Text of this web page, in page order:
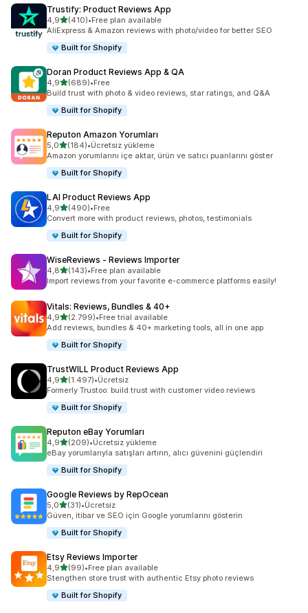
Trustify: Product Reviews App
4,95 yıldız üzerinden
(410)
toplam 410 değerlendirme
•Free plan available
AliExpress & Amazon reviews with photo/video for better SEO
Built for Shopify
Doran Product Reviews App & QA
4,95 yıldız üzerinden
(689)
toplam 689 değerlendirme
•Free
Build trust with photo & video reviews, star ratings, and Q&A
Built for Shopify
Reputon Amazon Yorumları
5,05 yıldız üzerinden
(184)
toplam 184 değerlendirme
•Ücretsiz yükleme
Amazon yorumlarını içe aktar, ürün ve satıcı puanlarını göster
Built for Shopify
LAI Product Reviews App
4,95 yıldız üzerinden
(490)
toplam 490 değerlendirme
•Free
Convert more with product reviews, photos, testimonials
Built for Shopify
WiseReviews ‑ Reviews Importer
4,85 yıldız üzerinden
(143)
toplam 143 değerlendirme
•Free plan available
Import reviews from your favorite e-commerce platforms easily!
Vitals: Reviews, Bundles & 40+
4,95 yıldız üzerinden
(2.799)
toplam 2799 değerlendirme
•Free trial available
Add reviews, bundles & 40+ marketing tools, all in one app
Built for Shopify
TrustWILL Product Reviews App
4,95 yıldız üzerinden
(1.497)
toplam 1497 değerlendirme
•Ücretsiz
Formerly Trustoo: build trust with customer video reviews
Built for Shopify
Reputon eBay Yorumları
4,95 yıldız üzerinden
(209)
toplam 209 değerlendirme
•Ücretsiz yükleme
eBay yorumlarıyla satışları artırın, alıcı güvenini güçlendiri
Built for Shopify
Google Reviews by RepOcean
5,05 yıldız üzerinden
(31)
toplam 31 değerlendirme
•Ücretsiz
Güven, itibar ve SEO için Google yorumlarını gösterin
Built for Shopify
Etsy Reviews Importer
4,95 yıldız üzerinden
(99)
toplam 99 değerlendirme
•Free plan available
Stengthen store trust with authentic Etsy photo reviews
Built for Shopify